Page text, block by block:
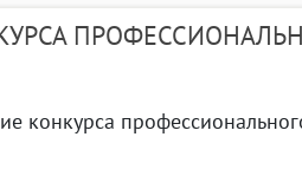
конкурса